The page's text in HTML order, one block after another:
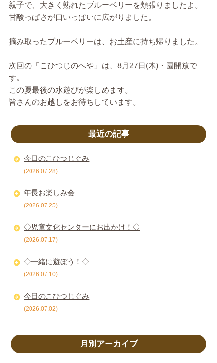
親子で、大きく熟れたブルーベリーを頬張りましたよ。
甘酸っぱさが口いっぱいに広がりました。
摘み取ったブルーベリーは、お土産に持ち帰りました。
次回の「こひつじのへや」は、8月27日(木)・園開放で
す。
この夏最後の水遊びが楽しめます。
皆さんのお越しをお待ちしています。
最近の記事
今日のこひつじぐみ
(2026.07.28)
年長お楽しみ会
(2026.07.25)
◇児童文化センターにお出かけ！◇
(2026.07.17)
◇一緒に遊ぼう！◇
(2026.07.10)
今日のこひつじぐみ
(2026.07.02)
月別アーカイブ